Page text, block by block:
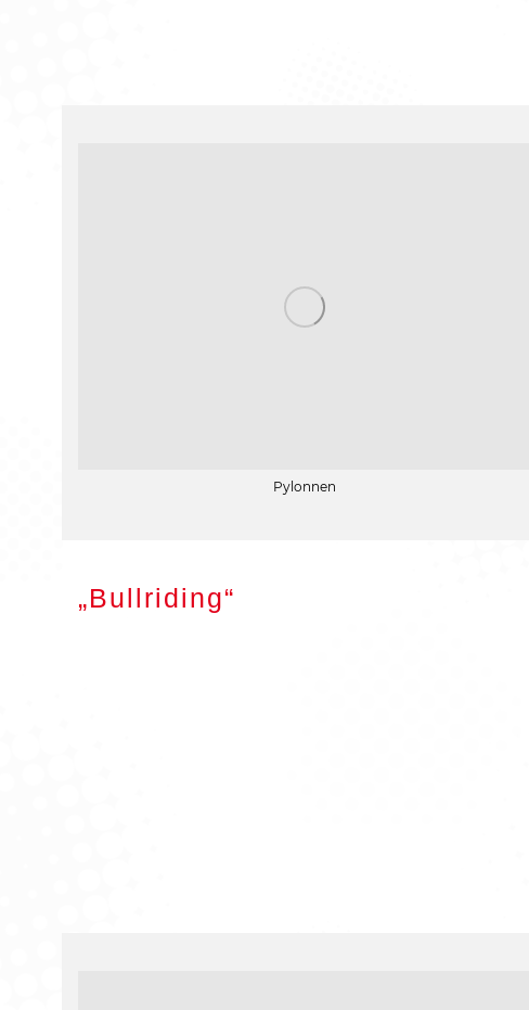
Pylonnen
„Bullriding“